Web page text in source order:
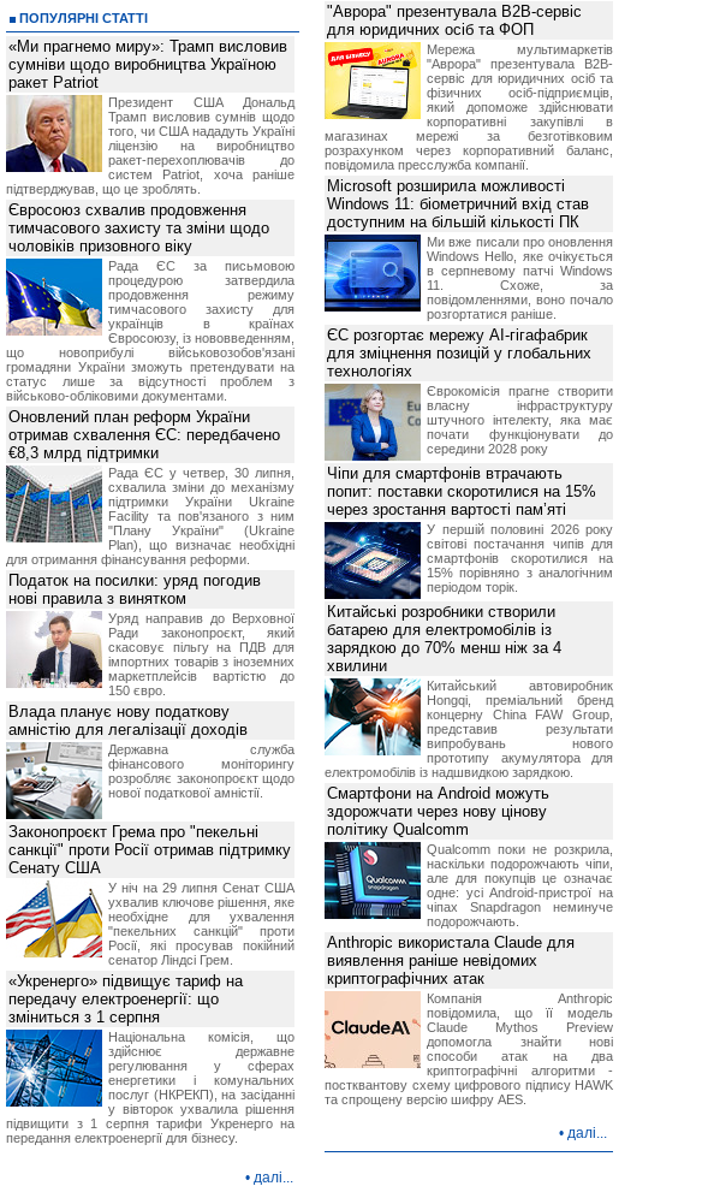
ПОПУЛЯРНІ СТАТТІ
«Ми прагнемо миру»: Трамп висловив
сумніви щодо виробництва Україною
ракет Patriot
Президент США Дональд
Трамп висловив сумнів щодо
того, чи США нададуть Україні
ліцензію на виробництво
ракет-перехоплювачів до
систем Patriot, хоча раніше
підтверджував, що це зроблять.
Євросоюз схвалив продовження
тимчасового захисту та зміни щодо
чоловіків призовного віку
Рада ЄС за письмовою
процедурою затвердила
продовження режиму
тимчасового захисту для
українців в країнах
Євросоюзу, із нововведенням,
що новоприбулі військовозобов'язані
громадяни України зможуть претендувати на
статус лише за відсутності проблем з
військово-обліковими документами.
Оновлений план реформ України
отримав схвалення ЄС: передбачено
€8,3 млрд підтримки
Рада ЄС у четвер, 30 липня,
схвалила зміни до механізму
підтримки України Ukraine
Facility та пов'язаного з ним
"Плану України" (Ukraine
Plan), що визначає необхідні
для отримання фінансування реформи.
Податок на посилки: уряд погодив
нові правила з винятком
Уряд направив до Верховної
Ради законопроєкт, який
скасовує пільгу на ПДВ для
імпортних товарів з іноземних
маркетплейсів вартістю до
150 євро.
Влада планує нову податкову
амністію для легалізації доходів
Державна служба
фінансового моніторингу
розробляє законопроєкт щодо
нової податкової амністії.
Законопроєкт Грема про "пекельні
санкції" проти Росії отримав підтримку
Сенату США
У ніч на 29 липня Сенат США
ухвалив ключове рішення, яке
необхідне для ухвалення
"пекельних санкцій" проти
Росії, які просував покійний
сенатор Ліндсі Грем.
«Укренерго» підвищує тариф на
передачу електроенергії: що
зміниться з 1 серпня
Національна комісія, що
здійснює державне
регулювання у сферах
енергетики і комунальних
послуг (НКРЕКП), на засіданні
у вівторок ухвалила рішення
підвищити з 1 серпня тарифи Укренерго на
передання електроенергії для бізнесу.
• далі...
"Аврора" презентувала B2B-сервіс
для юридичних осіб та ФОП
Мережа мультимаркетів
"Аврора" презентувала B2B-
сервіс для юридичних осіб та
фізичних осіб-підприємців,
який допоможе здійснювати
корпоративні закупівлі в
магазинах мережі за безготівковим
розрахунком через корпоративний баланс,
повідомила пресслужба компанії.
Microsoft розширила можливості
Windows 11: біометричний вхід став
доступним на більшій кількості ПК
Ми вже писали про оновлення
Windows Hello, яке очікується
в серпневому патчі Windows
11. Схоже, за
повідомленнями, воно почало
розгортатися раніше.
ЄС розгортає мережу AI-гігафабрик
для зміцнення позицій у глобальних
технологіях
Єврокомісія прагне створити
власну інфраструктуру
штучного інтелекту, яка має
почати функціонувати до
середини 2028 року
Чіпи для смартфонів втрачають
попит: поставки скоротилися на 15%
через зростання вартості пам’яті
У першій половині 2026 року
світові постачання чипів для
смартфонів скоротилися на
15% порівняно з аналогічним
періодом торік.
Китайські розробники створили
батарею для електромобілів із
зарядкою до 70% менш ніж за 4
хвилини
Китайський автовиробник
Hongqi, преміальний бренд
концерну China FAW Group,
представив результати
випробувань нового
прототипу акумулятора для
електромобілів із надшвидкою зарядкою.
Смартфони на Android можуть
здорожчати через нову цінову
політику Qualcomm
Qualcomm поки не розкрила,
наскільки подорожчають чіпи,
але для покупців це означає
одне: усі Android-пристрої на
чіпах Snapdragon неминуче
подорожчають.
Anthropic використала Claude для
виявлення раніше невідомих
криптографічних атак
Компанія Anthropic
повідомила, що її модель
Claude Mythos Preview
допомогла знайти нові
способи атак на два
криптографічні алгоритми -
постквантову схему цифрового підпису HAWK
та спрощену версію шифру AES.
• далі...